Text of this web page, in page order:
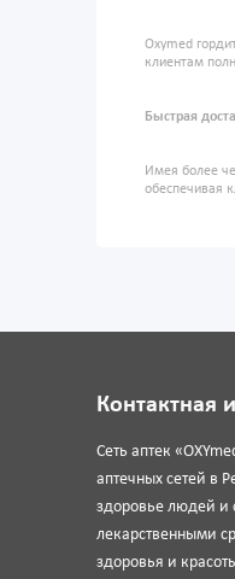
Oxymed
клиентам
Быстрая
Имея более
обеспечивая
Контактная
Сеть аптек
аптечных сетей в
здоровье людей и
лекарственными
здоровья и